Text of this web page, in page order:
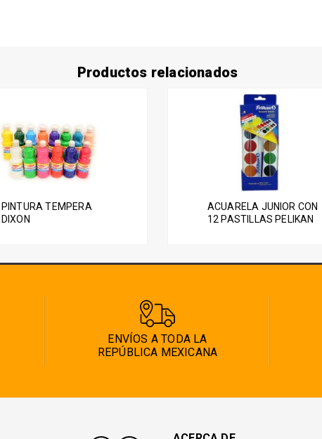
Productos relacionados
PINTURA TEMPERA
DIXON
ACUARELA JUNIOR CON
12 PASTILLAS PELIKAN
ENVÍOS A TODA LA
REPÚBLICA MEXICANA